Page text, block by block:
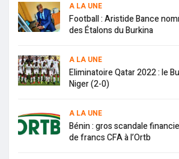
A LA UNE
Football : Aristide Bance
des Étalons du Burkina
A LA UNE
Eliminatoire Qatar 2022 : le
Niger (2-0)
A LA UNE
Bénin : gros scandale
de francs CFA à l’Ortb